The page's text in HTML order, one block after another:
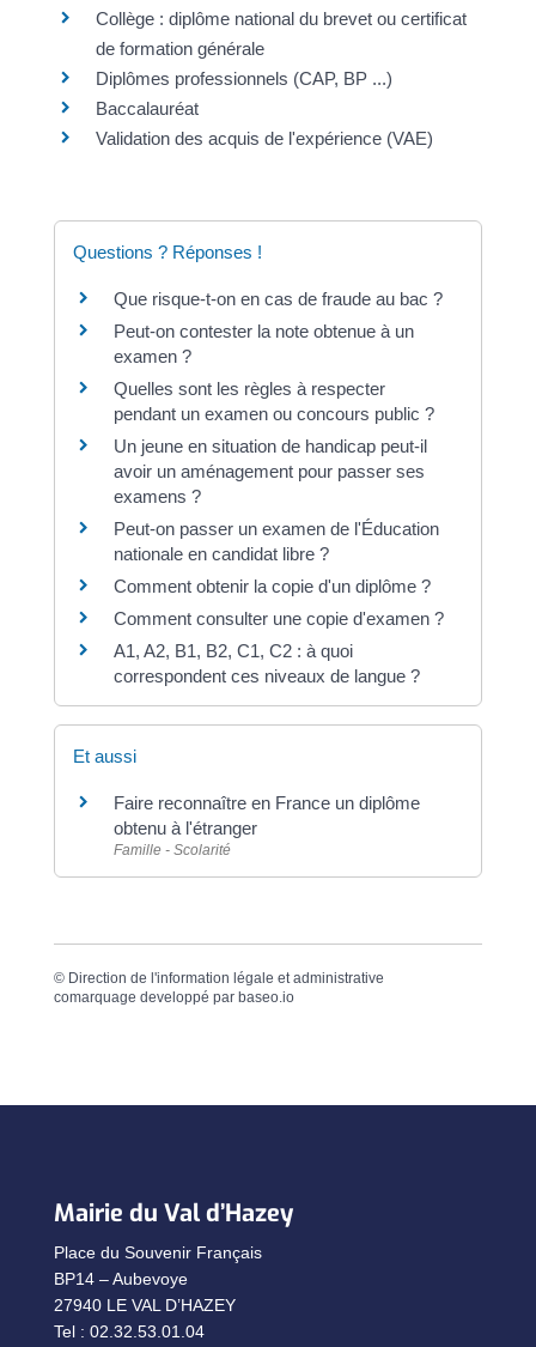
Collège : diplôme national du brevet ou certificat
de formation générale
Diplômes professionnels (CAP, BP ...)
Baccalauréat
Validation des acquis de l'expérience (VAE)
Questions ? Réponses !
Que risque-t-on en cas de fraude au bac ?
Peut-on contester la note obtenue à un
examen ?
Quelles sont les règles à respecter
pendant un examen ou concours public ?
Un jeune en situation de handicap peut-il
avoir un aménagement pour passer ses
examens ?
Peut-on passer un examen de l'Éducation
nationale en candidat libre ?
Comment obtenir la copie d'un diplôme ?
Comment consulter une copie d'examen ?
A1, A2, B1, B2, C1, C2 : à quoi
correspondent ces niveaux de langue ?
Et aussi
Faire reconnaître en France un diplôme
obtenu à l'étranger
Famille - Scolarité
© Direction de l'information légale et administrative
comarquage developpé par baseo.io
Mairie du Val d’Hazey
Place du Souvenir Français
BP14 – Aubevoye
27940 LE VAL D’HAZEY
Tel : 02.32.53.01.04